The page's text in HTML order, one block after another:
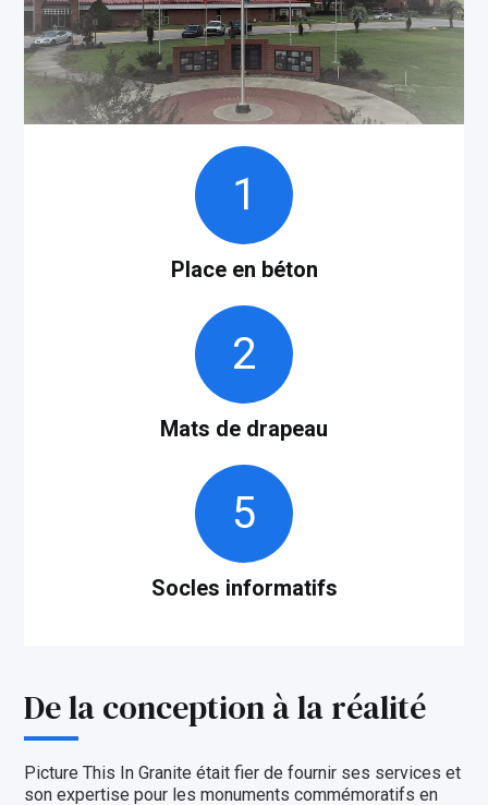
1
Place en béton
2
Mats de drapeau
5
Socles informatifs
De la conception à la réalité
Picture This In Granite était fier de fournir ses services et
son expertise pour les monuments commémoratifs en